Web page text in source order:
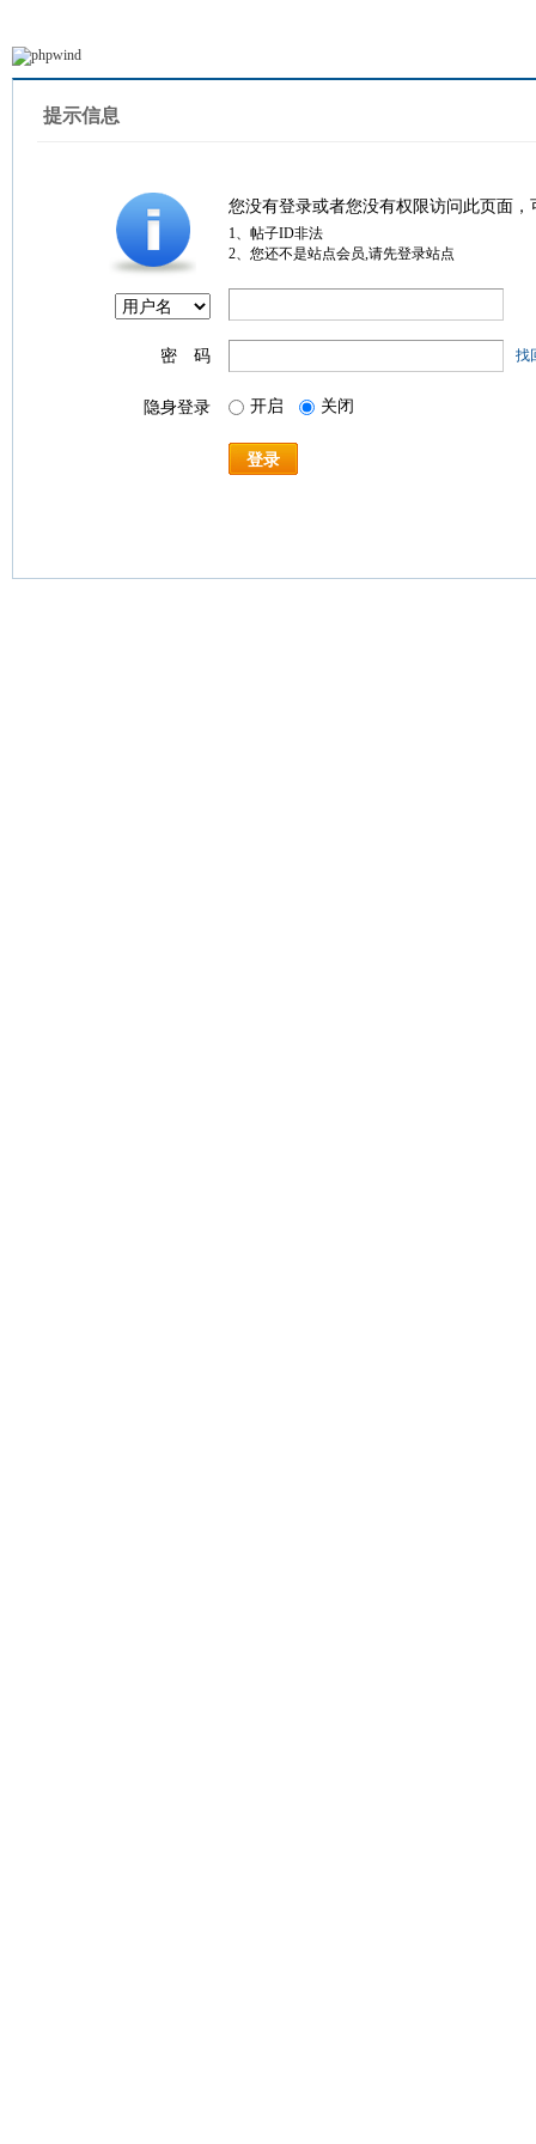
提示信息
您没有登录或者您没有权限访问此页面
1、帖子ID非法
2、您还不是站点会员,请先登录站点
密 码 找
隐身登录 开启 关闭
登录